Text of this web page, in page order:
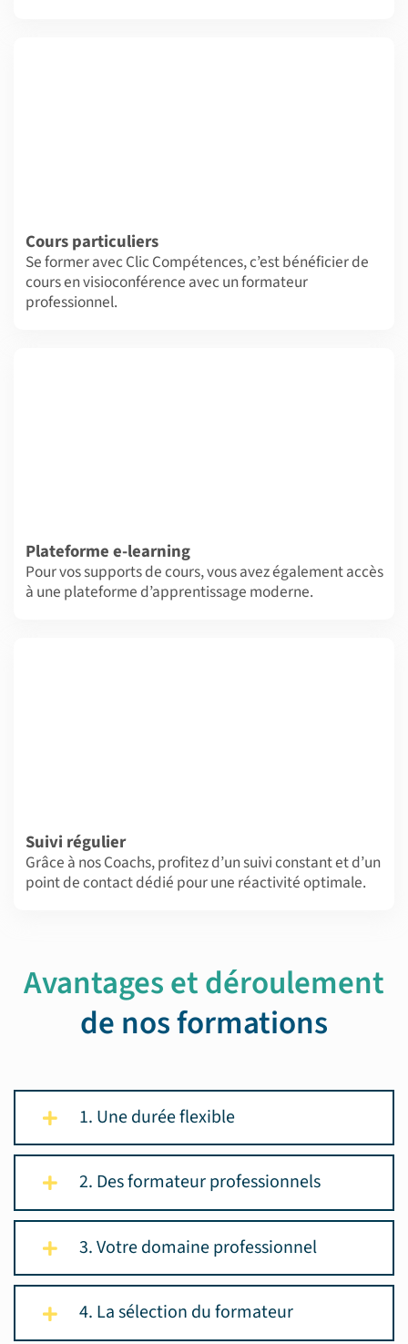
Cours particuliers
Se former avec Clic Compétences, c’est bénéficier de
cours en visioconférence avec un formateur
professionnel.
Plateforme e-learning
Pour vos supports de cours, vous avez également accès
à une plateforme d’apprentissage moderne.
Suivi régulier
Grâce à nos Coachs, profitez d’un suivi constant et d’un
point de contact dédié pour une réactivité optimale.
Avantages et déroulement
de nos formations
1. Une durée flexible
2. Des formateur professionnels
3. Votre domaine professionnel
4. La sélection du formateur